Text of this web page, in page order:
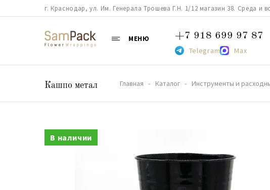
г. Краснодар, ул. Им. Генерала Трошева Г.Н. 1/12 магазин 38. Среда и
МЕНЮ +7 918 699 97 87
Telegram Max
Кашпо метал Главная Каталог Инструменты и
В наличии